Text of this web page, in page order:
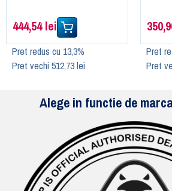
444,54 lei
Pret redus cu 13,3%
Pret vechi 512,73 lei
Pret
Pret
Alege in functie de